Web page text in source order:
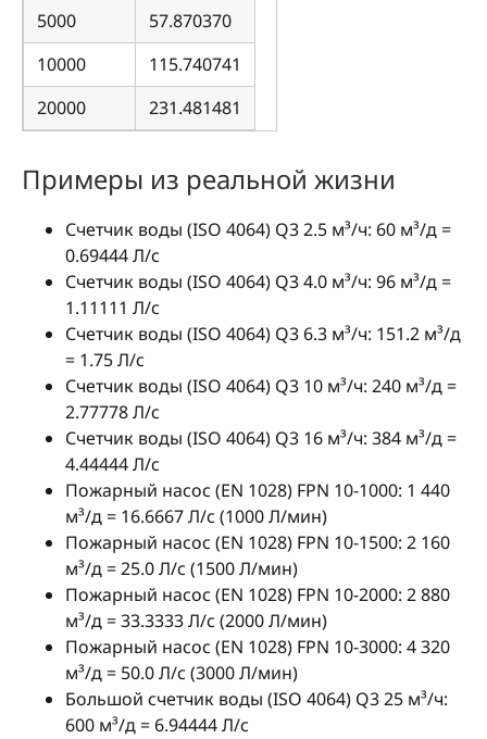
5000
57.870370
10000
115.740741
20000
231.481481
Примеры из реальной жизни
Счетчик воды (ISO 4064) Q3 2.5 м³/ч: 60 м³/д =
0.69444 Л/с
Счетчик воды (ISO 4064) Q3 4.0 м³/ч: 96 м³/д =
1.11111 Л/с
Счетчик воды (ISO 4064) Q3 6.3 м³/ч: 151.2 м³/д
= 1.75 Л/с
Счетчик воды (ISO 4064) Q3 10 м³/ч: 240 м³/д =
2.77778 Л/с
Счетчик воды (ISO 4064) Q3 16 м³/ч: 384 м³/д =
4.44444 Л/с
Пожарный насос (EN 1028) FPN 10-1000: 1 440
м³/д = 16.6667 Л/с (1000 Л/мин)
Пожарный насос (EN 1028) FPN 10-1500: 2 160
м³/д = 25.0 Л/с (1500 Л/мин)
Пожарный насос (EN 1028) FPN 10-2000: 2 880
м³/д = 33.3333 Л/с (2000 Л/мин)
Пожарный насос (EN 1028) FPN 10-3000: 4 320
м³/д = 50.0 Л/с (3000 Л/мин)
Большой счетчик воды (ISO 4064) Q3 25 м³/ч:
600 м³/д = 6.94444 Л/с